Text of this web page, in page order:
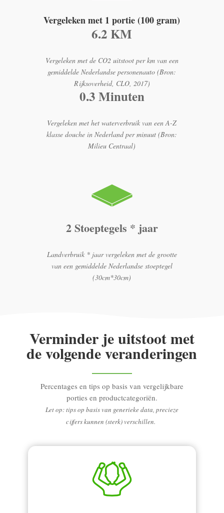
Vergeleken met 1 portie (100 gram)
6.2 KM
Vergeleken met de CO2 uitstoot per km van een
gemiddelde Nederlandse personenauto (Bron:
Rijksoverheid, CLO, 2017)
0.3 Minuten
Vergeleken met het waterverbruik van een A-Z
klasse douche in Nederland per minuut (Bron:
Milieu Centraal)
2 Stoeptegels * jaar
Landverbruik * jaar vergeleken met de grootte
van een gemiddelde Nederlandse stoeptegel
(30cm*30cm)
Verminder je uitstoot met
de volgende veranderingen
Percentages en tips op basis van vergelijkbare
porties en productcategoriën.
Let op: tips op basis van generieke data, precieze
cijfers kunnen (sterk) verschillen.